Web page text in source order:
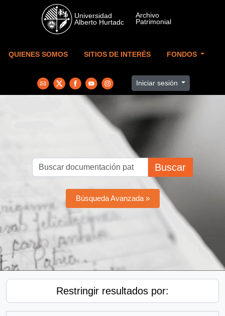
Skip to main content
QUIENES SOMOS SITIOS DE INTERÉS FONDOS
Iniciar sesión
Buscar
Búsqueda Avanzada »
Restringir resultados por: